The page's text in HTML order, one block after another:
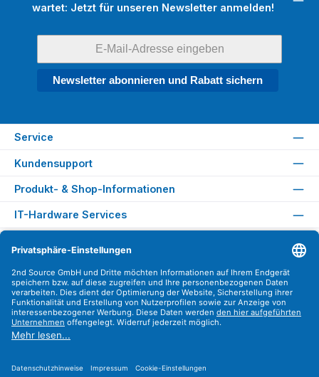
wartet: Jetzt für unseren Newsletter anmelden!
Newsletter abonnieren und Rabatt sichern
Service
Kundensupport
Produkt- & Shop-Informationen
IT-Hardware Services
Versandarten
Zahlungsarten
Sicher Einkaufen
Find us on